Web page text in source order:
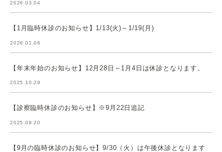
2026.03.04
【1月臨時休診のお知らせ】1/13(火)～1/19(月)
2026.01.06
【年末年始のお知らせ】12月28日～1月4日は休診となります。
2025.10.29
【診察臨時休診のお知らせ】※9月22日追記
2025.09.20
【9月の臨時休診のお知らせ】9/30（火）は午後休診となります